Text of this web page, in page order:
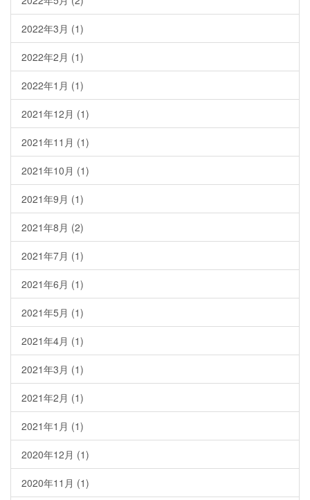
2022年3月 (1)
2022年2月 (1)
2022年1月 (1)
2021年12月 (1)
2021年11月 (1)
2021年10月 (1)
2021年9月 (1)
2021年8月 (2)
2021年7月 (1)
2021年6月 (1)
2021年5月 (1)
2021年4月 (1)
2021年3月 (1)
2021年2月 (1)
2021年1月 (1)
2020年12月 (1)
2020年11月 (1)